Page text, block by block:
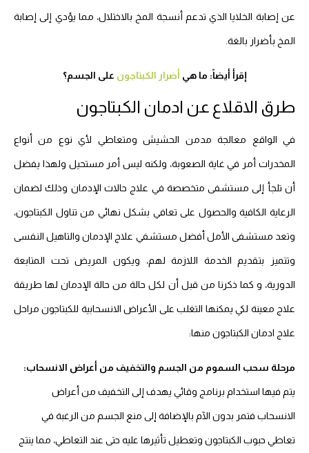
عن إصابة الخلايا الذي تدعم أنسجة المخ بالاختلال، مما يؤدي إلى إصابة
المخ بأضرار بالغة.
إقرأ أيضاً: ما هي أضرار الكبتاجون على الجسم؟
طرق الاقلاع عن ادمان الكبتاجون
في الواقع معالجة مدمن الحشيش ومتعاطي لأي نوع من أنواع
المخدرات أمر في غاية الصعوبة، ولكنه ليس أمر مستحيل ولهذا يفضل
أن تلجأ إلى مستشفى متخصصة في علاج حالات الإدمان وذلك لضمان
الرعاية الكافية والحصول على تعافي بشكل نهائي من تناول الكبتاجون،
وتعد مستشفى الأمل أفضل مستشفي علاج الإدمان والتاهيل النفسى
وتتميز بتقديم الخدمة اللازمة لهم، ويكون المريض تحت المتابعة
الدورية، و كما ذكرنا من قبل أن لكل حالة من حالة الإدمان لها طريقة
علاج معينة لكي يمكنها التغلب على الأعراض الانسحابية للكبتاجون مراحل
علاج ادمان الكبتاجون منها:
مرحلة سحب السموم من الجسم والتخفيف من أعراض الانسحاب:
يتم فيها استخدام برنامج وقائي يهدف إلى التخفيف من أعراض
الانسحاب فتمر بدون الآم بالإضافة إلى منع الجسم من الرغبة في
تعاطي حبوب الكبتاجون وتعطيل تأثيرها عليه حتى عند التعاطي، مما ينتج